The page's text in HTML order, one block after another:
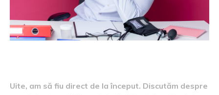
Uite, am să fiu direct de la început. Discutăm despre